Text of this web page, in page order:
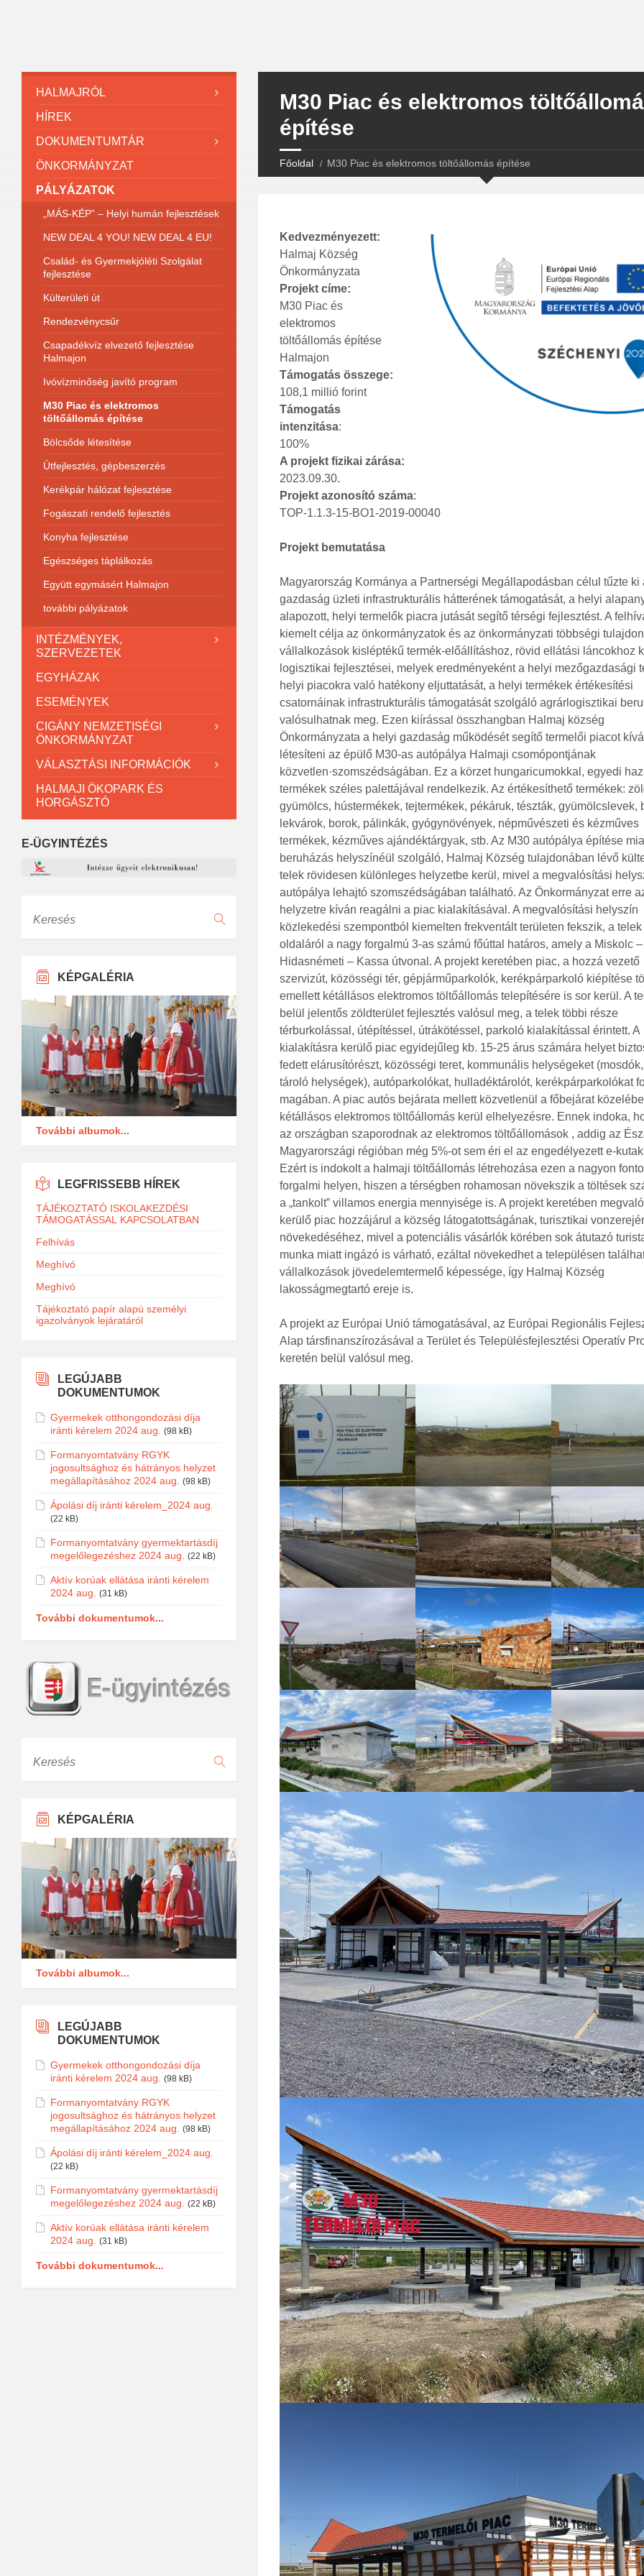
M30 Piac és elektromos
építése
Főoldal M30 Piac és elektromos töltőállomás építése
Kedvezményezett:
Halmaj Község
Önkormányzata
Projekt címe:
M30 Piac és
elektromos
töltőállomás építése
Halmajon
Támogatás összege:
108,1 millió forint
Támogatás
intenzitása:
100%
A projekt fizikai zárása:
2023.09.30.
Projekt azonosító száma:
TOP-1.1.3-15-BO1-2019-00040
Projekt bemutatása
Magyarország Kormánya a Partnerségi Megállapodásban célul tűzte ki
gazdaság üzleti infrastrukturális hátterének támogatását, a helyi
alapozott, helyi termelők piacra jutását segítő térségi fejlesztést. A
kiemelt célja az önkormányzatok és az önkormányzati többségi
vállalkozások kisléptékű termék-előállításhoz, rövid ellátási láncokhoz
logisztikai fejlesztései, melyek eredményeként a helyi mezőgazdasági
helyi piacokra való hatékony eljuttatását, a helyi termékek értékesítési
csatornáinak infrastrukturális támogatását szolgáló agrárlogisztikai
valósulhatnak meg. Ezen kiírással összhangban Halmaj község
Önkormányzata a helyi gazdaság működését segítő termelői piacot
létesíteni az épülő M30-as autópálya Halmaji csomópontjának
közvetlen·szomszédságában. Ez a körzet hungaricumokkal, egyedi
termékek széles palettájával rendelkezik. Az értékesíthető termékek:
gyümölcs, hústermékek, tejtermékek, pékáruk, tészták, gyümölcslevek,
lekvárok, borok, pálinkák, gyógynövények, népművészeti és kézműves
termékek, kézműves ajándéktárgyak, stb. Az M30 autópálya építése
beruházás helyszínéül szolgáló, Halmaj Község tulajdonában lévő
telek rövidesen különleges helyzetbe kerül, mivel a megvalósítási
autópálya lehajtó szomszédságában található. Az Önkormányzat erre
helyzetre kíván reagálni a piac kialakításával. A megvalósítási helyszín
közlekedési szempontból kiemelten frekventált területen fekszik, a
oldaláról a nagy forgalmú 3-as számú főúttal határos, amely a Miskolc –
Hidasnémeti – Kassa útvonal. A projekt keretében piac, a hozzá vezető
szervizút, közösségi tér, gépjárműparkolók, kerékpárparkoló kiépítése
emellett kétállásos elektromos töltőállomás telepítésére is sor kerül. A
belül jelentős zöldterület fejlesztés valósul meg, a telek többi része
térburkolással, útépítéssel, útrákötéssel, parkoló kialakítással érintett. A
kialakításra kerülő piac egyidejűleg kb. 15-25 árus számára helyet
fedett elárusítórészt, közösségi teret, kommunális helységeket
tároló helységek), autóparkolókat, hulladéktárolót, kerékpárparkolókat
magában. A piac autós bejárata mellett közvetlenül a főbejárat
kétállásos elektromos töltőállomás kerül elhelyezésre. Ennek indoka,
az országban szaporodnak az elektromos töltőállomások , addig az
Magyarországi régióban még 5%-ot sem éri el az engedélyezett e-
Ezért is indokolt a halmaji töltőállomás létrehozása ezen a nagyon
forgalmi helyen, hiszen a térségben rohamosan növekszik a töltések
a „tankolt” villamos energia mennyisége is. A projekt keretében
kerülő piac hozzájárul a község látogatottságának, turisztikai
növekedéséhez, mivel a potenciális vásárlók körében sok átutazó
munka miatt ingázó is várható, ezáltal növekedhet a településen
vállalkozások jövedelemtermelő képessége, így Halmaj Község
lakosságmegtartó ereje is.
A projekt az Európai Unió támogatásával, az Európai Regionális
Alap társfinanszírozásával a Terület és Településfejlesztési Operatív
keretén belül valósul meg.
HALMAJRÓL
HÍREK
DOKUMENTUMTÁR
ÖNKORMÁNYZAT
PÁLYÁZATOK
„MÁS-KÉP” – Helyi humán fejlesztések
NEW DEAL 4 YOU! NEW DEAL 4 EU!
Család- és Gyermekjóléti Szolgálat
fejlesztése
Külterületi út
Rendezvénycsűr
Csapadékvíz elvezető fejlesztése
Halmajon
Ivóvízminőség javító program
M30 Piac és elektromos
töltőállomás építése
Bölcsőde létesítése
Útfejlesztés, gépbeszerzés
Kerékpár hálózat fejlesztése
Fogászati rendelő fejlesztés
Konyha fejlesztése
Egészséges táplálkozás
Együtt egymásért Halmajon
további pályázatok
INTÉZMÉNYEK,
SZERVEZETEK
EGYHÁZAK
ESEMÉNYEK
CIGÁNY NEMZETISÉGI
ÖNKORMÁNYZAT
VÁLASZTÁSI INFORMÁCIÓK
HALMAJI ÖKOPARK ÉS
HORGÁSZTÓ
E-ÜGYINTÉZÉS
KÉPGALÉRIA
További albumok...
LEGFRISSEBB HÍREK
TÁJÉKOZTATÓ ISKOLAKEZDÉSI
TÁMOGATÁSSAL KAPCSOLATBAN
Felhívás
Meghívó
Meghívó
Tájékoztató papír alapú személyi
igazolványok lejáratáról
LEGÚJABB
DOKUMENTUMOK
Gyermekek otthongondozási díja
iránti kérelem 2024 aug.
(98 kB)
Formanyomtatvány RGYK
jogosultsághoz és hátrányos helyzet
megállapításához 2024 aug.
(98 kB)
Ápolási díj iránti kérelem_2024 aug.
(22 kB)
Formanyomtatvány gyermektartásdíj
megelőlegezéshez 2024 aug.
(22 kB)
Aktív korúak ellátása iránti kérelem
2024 aug.
(31 kB)
További dokumentumok...
KÉPGALÉRIA
További albumok...
LEGÚJABB
DOKUMENTUMOK
Gyermekek otthongondozási díja
iránti kérelem 2024 aug. (98 kB)
Formanyomtatvány RGYK
jogosultsághoz és hátrányos helyzet
megállapításához 2024 aug. (98 kB)
Ápolási díj iránti kérelem_2024 aug.
(22 kB)
Formanyomtatvány gyermektartásdíj
megelőlegezéshez 2024 aug. (22 kB)
Aktív korúak ellátása iránti kérelem
2024 aug. (31 kB)
További dokumentumok...